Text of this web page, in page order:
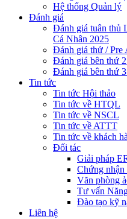
Hệ thống Quản lý
Đánh giá
Đánh giá tuân thủ
Cá Nhân 2025
Đánh giá thử / Pre
Đánh giá bên thứ
Đánh giá bên thứ
Tin tức
Tin tức Hội thảo
Tin tức về HTQL
Tin tức về NSCL
Tin tức về ATTT
Tin tức về khách
Đối tác
Giải pháp
Chứng
Văn phòng
Tư vấn
Đào tạo kỹ
Liên hệ